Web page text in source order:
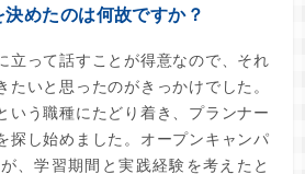
めたのは何故ですか？
立って話すことが得意なので、それ
たいと思ったのがきっかけでした。
いう職種にたどり着き、プランナー
探し始めました。オープンキャンパ
、学習期間と実践経験を考えたと